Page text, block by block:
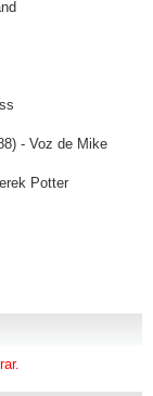
- Voz de Mike
Potter